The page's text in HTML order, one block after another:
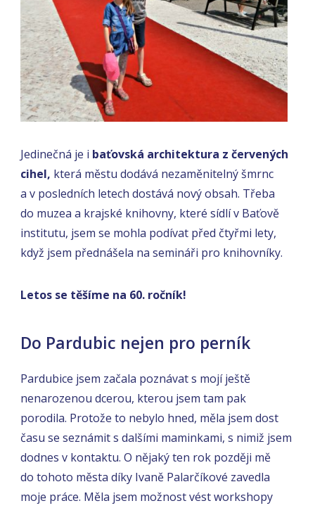
Jedinečná je i baťovská architektura z červených
cihel, která městu dodává nezaměnitelný šmrnc
a v posledních letech dostává nový obsah. Třeba
do muzea a krajské knihovny, které sídlí v Baťově
institutu, jsem se mohla podívat před čtyřmi lety,
když jsem přednášela na semináři pro knihovníky.
Letos se těšíme na 60. ročník!
Do Pardubic nejen pro perník
Pardubice jsem začala poznávat s mojí ještě
nenarozenou dcerou, kterou jsem tam pak
porodila. Protože to nebylo hned, měla jsem dost
času se seznámit s dalšími maminkami, s nimiž jsem
dodnes v kontaktu. O nějaký ten rok později mě
do tohoto města díky Ivaně Palarčíkové zavedla
moje práce. Měla jsem možnost vést workshopy